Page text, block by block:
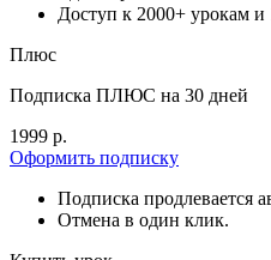
Доступ к 2000+ урокам и
Плюс
Подписка ПЛЮС на 30 дней
1999 р.
Оформить подписку
Подписка продлевается
Отмена в один клик.